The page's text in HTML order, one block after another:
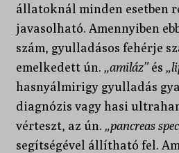
állatoknál minden esetben
javasolható. Amennyiben
szám, gyulladásos fehérje
emelkedett ún. „amiláz”és
hasnyálmirigy gyulladás
diagnózis vagy hasi
vérteszt, az ún. „pancreas
segítségével állítható fel.